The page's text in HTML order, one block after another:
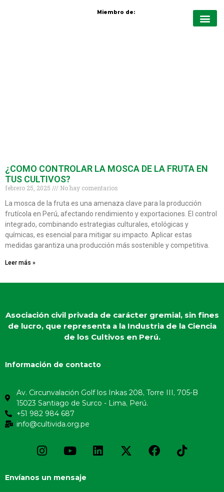
Miembro de:
¿COMO CONTROLAR LA MOSCA DE LA FRUTA EN
TUS CULTIVOS?
febrero 25, 2025
No hay comentarios
La mosca de la fruta es una amenaza clave para la producción
frutícola en Perú, afectando rendimiento y exportaciones. El control
integrado, combinando estrategias culturales, etológicas y
químicas, es esencial para mitigar su impacto. Aplicar estas
medidas garantiza una producción más sostenible y competitiva.
Leer más »
Asociación civil privada de carácter gremial, sin fines
de lucro, que representa a la Industria de la Ciencia
de los Cultivos en Perú.
Información de contacto
Av. Circunvalación Golf los Inkas 208, Torre III, 705-B
15023 Santiago de Surco - Lima, Perú.
+51 982 984 687
info@cultivida.org.pe
Envíanos un mensaje